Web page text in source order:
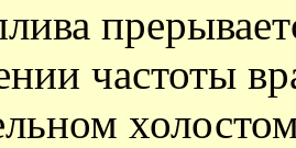
частоты